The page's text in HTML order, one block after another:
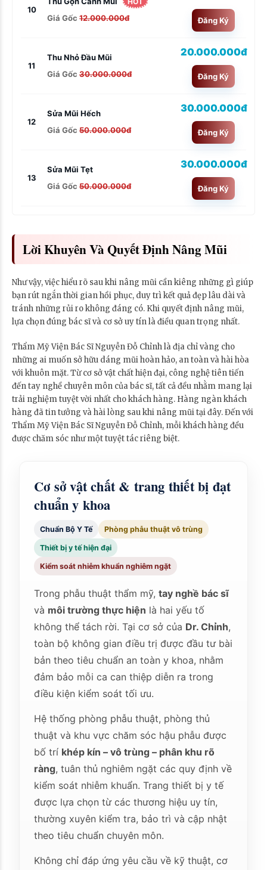
10
Giá Gốc 12.000.000đ Đăng Ký
11
Thu Nhỏ Đầu Mũi
Giá Gốc 30.000.000đ
20.000.000đ
Đăng Ký
12
Sửa Mũi Hếch
Giá Gốc 50.000.000đ
30.000.000đ
Đăng Ký
13
Sửa Mũi Tẹt
Giá Gốc 50.000.000đ
30.000.000đ
Đăng Ký
Lời Khuyên Và Quyết Định Nâng Mũi
Như vậy, việc hiểu rõ sau khi nâng mũi cần kiêng những gì giúp
bạn rút ngắn thời gian hồi phục, duy trì kết quả đẹp lâu dài và
tránh những rủi ro không đáng có. Khi quyết định nâng mũi,
lựa chọn đúng bác sĩ và cơ sở uy tín là điều quan trọng nhất.
Thẩm Mỹ Viện Bác Sĩ Nguyễn Đỗ Chỉnh là địa chỉ vàng cho
những ai muốn sở hữu dáng mũi hoàn hảo, an toàn và hài hòa
với khuôn mặt. Từ cơ sở vật chất hiện đại, công nghệ tiên tiến
đến tay nghề chuyên môn của bác sĩ, tất cả đều nhằm mang lại
trải nghiệm tuyệt vời nhất cho khách hàng. Hàng ngàn khách
hàng đã tin tưởng và hài lòng sau khi nâng mũi tại đây. Đến với
Thẩm Mỹ Viện Bác Sĩ Nguyễn Đỗ Chỉnh, mỗi khách hàng đều
được chăm sóc như một tuyệt tác riêng biệt.
Cơ sở vật chất & trang thiết bị đạt
chuẩn y khoa
Chuẩn Bộ Y Tế Phòng phẫu thuật vô trùng
Thiết bị y tế hiện đại
Kiểm soát nhiễm khuẩn nghiêm ngặt
Trong phẫu thuật thẩm mỹ,tay nghề bác sĩ
và môi trường thực hiện là hai yếu tố
không thể tách rời. Tại cơ sở của Dr. Chỉnh,
toàn bộ không gian điều trị được đầu tư bài
bản theo tiêu chuẩn an toàn y khoa, nhằm
đảm bảo mỗi ca can thiệp diễn ra trong
điều kiện kiểm soát tối ưu.
Hệ thống phòng phẫu thuật, phòng thủ
thuật và khu vực chăm sóc hậu phẫu được
bố trí khép kín – vô trùng – phân khu rõ
ràng, tuân thủ nghiêm ngặt các quy định về
kiểm soát nhiễm khuẩn. Trang thiết bị y tế
được lựa chọn từ các thương hiệu uy tín,
thường xuyên kiểm tra, bảo trì và cập nhật
theo tiêu chuẩn chuyên môn.
Không chỉ đáp ứng yêu cầu về kỹ thuật, cơ